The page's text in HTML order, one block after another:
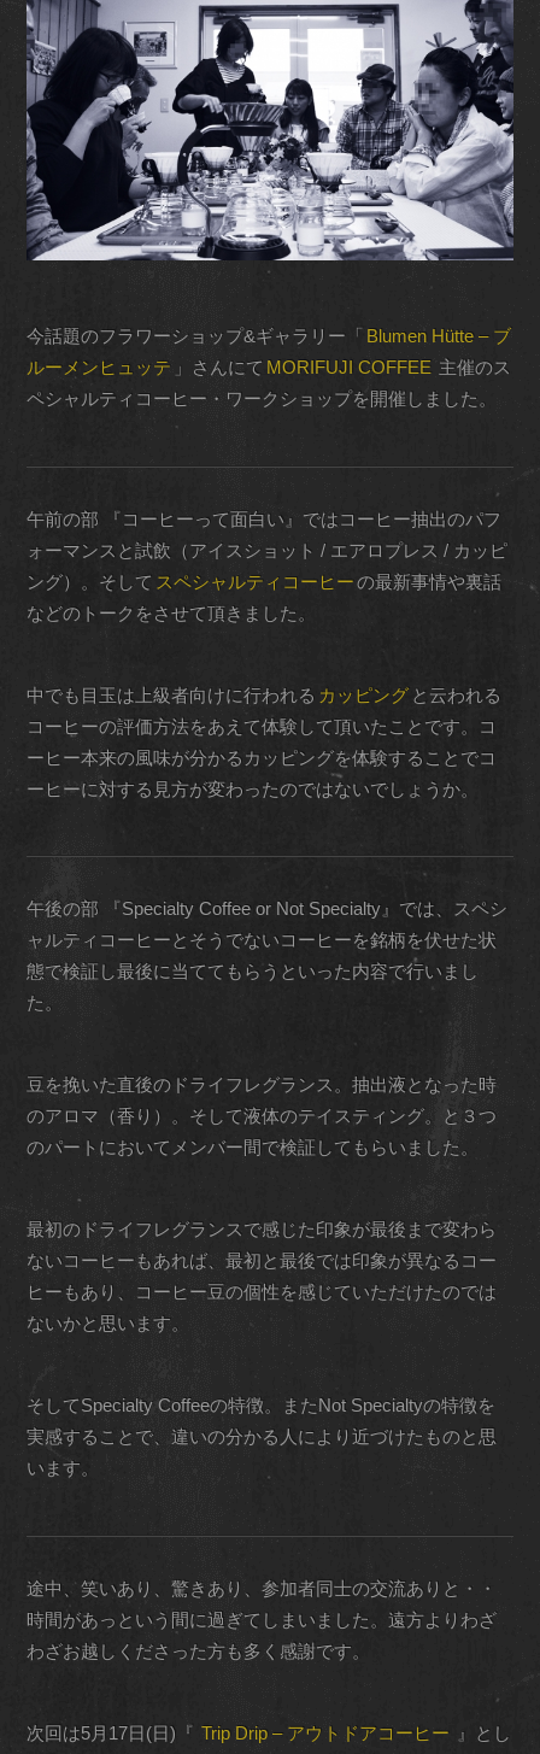
今話題のフラワーショップ&ギャラリー「 Blumen Hütte – ブ
ルーメンヒュッテ 」さんにて MORIFUJI COFFEE 主催のス
ペシャルティコーヒー・ワークショップを開催しました。
午前の部 『コーヒーって面白い』ではコーヒー抽出のパフ
ォーマンスと試飲（アイスショット / エアロプレス / カッピ
ング）。そして スペシャルティコーヒー の最新事情や裏話
などのトークをさせて頂きました。
中でも目玉は上級者向けに行われる カッピング と云われる
コーヒーの評価方法をあえて体験して頂いたことです。コ
ーヒー本来の風味が分かるカッピングを体験することでコ
ーヒーに対する見方が変わったのではないでしょうか。
午後の部 『Specialty Coffee or Not Specialty』では、スペシ
ャルティコーヒーとそうでないコーヒーを銘柄を伏せた状
態で検証し最後に当ててもらうといった内容で行いまし
た。
豆を挽いた直後のドライフレグランス。抽出液となった時
のアロマ（香り）。そして液体のテイスティング。と３つ
のパートにおいてメンバー間で検証してもらいました。
最初のドライフレグランスで感じた印象が最後まで変わら
ないコーヒーもあれば、最初と最後では印象が異なるコー
ヒーもあり、コーヒー豆の個性を感じていただけたのでは
ないかと思います。
そしてSpecialty Coffeeの特徴。またNot Specialtyの特徴を
実感することで、違いの分かる人により近づけたものと思
います。
途中、笑いあり、驚きあり、参加者同士の交流ありと・・
時間があっという間に過ぎてしまいました。遠方よりわざ
わざお越しくださった方も多く感謝です。
次回は5月17日(日)『 Trip Drip – アウトドアコーヒー
』とし